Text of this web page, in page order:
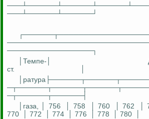
───┴──────┴──────┘
─────────────────┐
│Темпе-
ст.
─┬──────┬──────┤
│газа, │ 756
│ 758 │ 760 │ 762 │
770
│ 772 │ 774 │ 776 │ 778 │ 780